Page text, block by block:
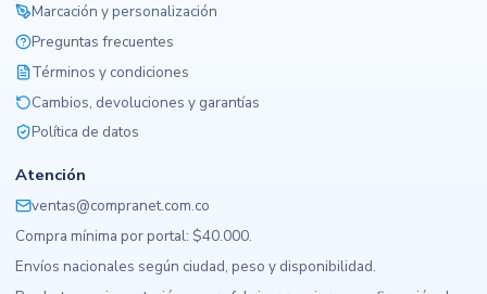
Marcación y personalización
Preguntas frecuentes
Términos y condiciones
Cambios, devoluciones y garantías
Política de datos
Atención
ventas@compranet.com.co
Compra mínima por portal: $40.000.
Envíos nacionales según ciudad, peso y disponibilidad.